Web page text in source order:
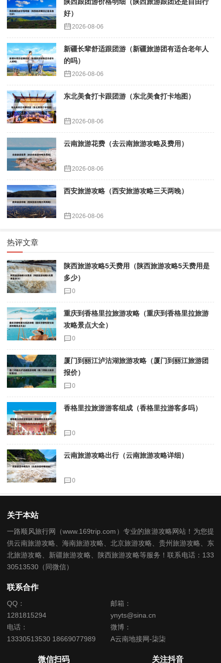
好）
2026-08-06
新疆长辈舒适跟团游（新疆旅游团有适合老年人
的吗）
2026-08-06
东北美食打卡跟团游（东北美食打卡地图）
2026-08-06
云南旅游花费（去云南旅游攻略及费用）
2026-08-06
西安旅游攻略（西安旅游攻略三天两晚）
2026-08-06
热评文章
陕西旅游攻略5天费用（陕西旅游攻略5天费用是
多少）
0
重庆到香格里拉旅游攻略（重庆到香格里拉旅游
攻略景点大全）
0
厦门到丽江泸沽湖旅游攻略（厦门到丽江旅游团
报价）
0
香格里拉旅游游客组成（香格里拉游客多吗）
0
云南旅游攻略出行（云南旅游攻略详细）
0
关于本站
一路顺风旅行网（www.169trip.com）专业的旅游攻略网站！为您提
供云南旅游攻略、海南旅游攻略、北京旅游攻略、贵州旅游攻略、东
北旅游攻略、新疆旅游攻略、陕西旅游攻略等服务！联系电话：133
30513530（同微信）
联系合作
QQ：
1281815294
邮箱：
ynyts@sina.cn
电话：
13330513530 18669077989
微博：
A云南地接网-柒柒
微信扫码 关注抖音